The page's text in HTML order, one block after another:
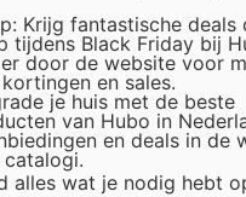
Krijg fantastische deals
tijdens Black Friday bij
door de website voor
en sales.
je huis met de beste
van Hubo in
en deals in de
alles wat je nodig hebt